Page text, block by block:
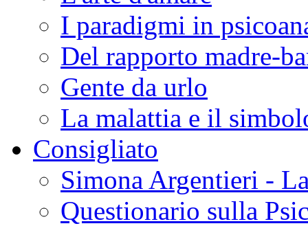
I paradigmi in
Del rapporto madre-
Gente da urlo
La malattia e il
Consigliato
Simona Argentieri -
Questionario sulla